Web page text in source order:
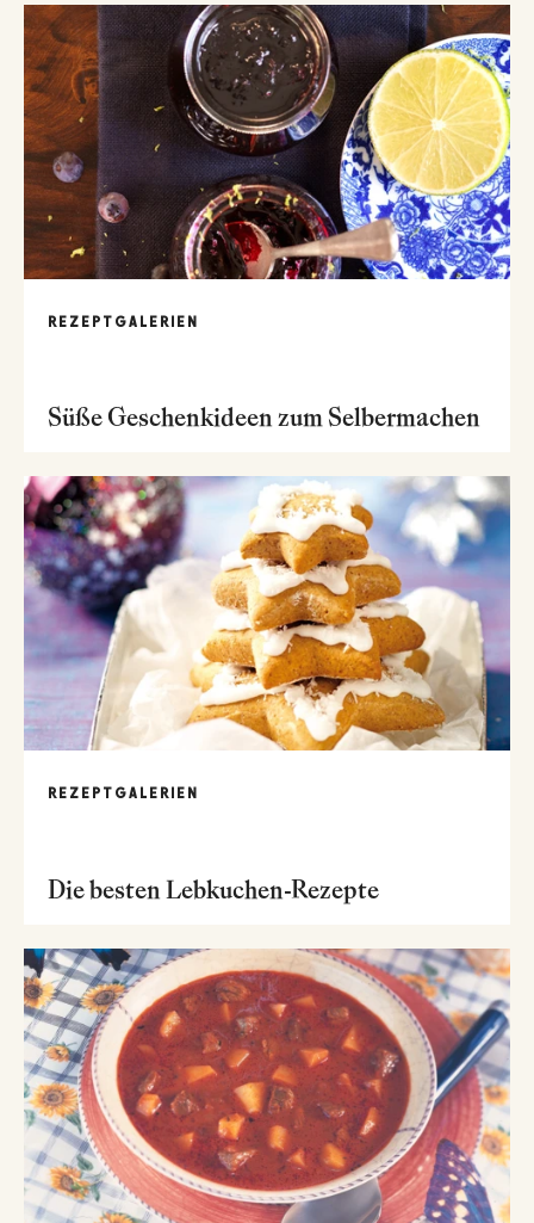
REZEPTGALERIEN
Süße Geschenkideen zum Selbermachen
REZEPTGALERIEN
Die besten Lebkuchen-Rezepte